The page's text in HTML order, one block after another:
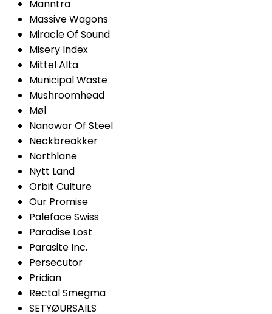
Manntra
Massive Wagons
Miracle Of Sound
Misery Index
Mittel Alta
Municipal Waste
Mushroomhead
Møl
Nanowar Of Steel
Neckbreakker
Northlane
Nytt Land
Orbit Culture
Our Promise
Paleface Swiss
Paradise Lost
Parasite Inc.
Persecutor
Pridian
Rectal Smegma
SETYØURSAILS